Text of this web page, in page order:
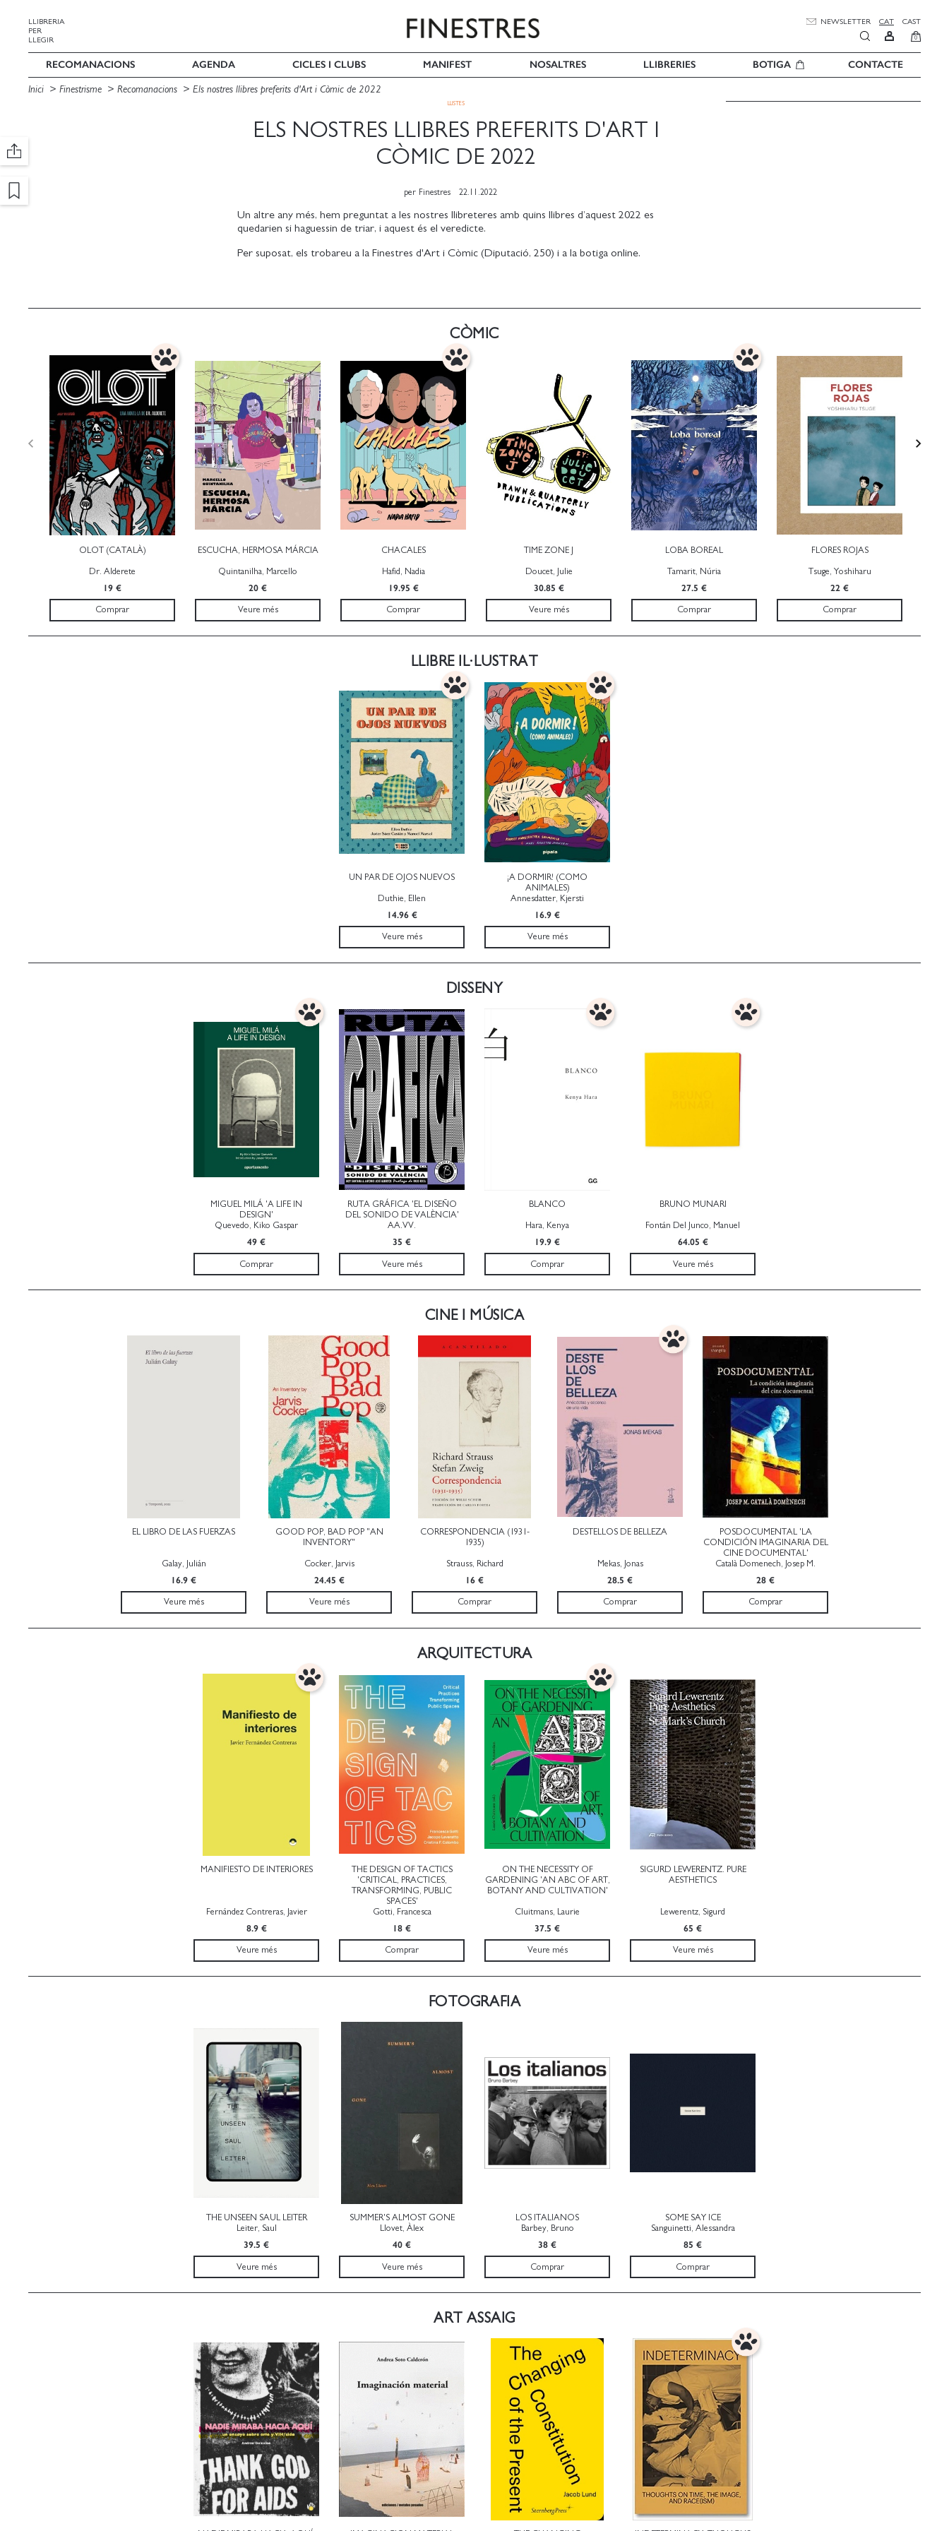
LLIBRERIA
PER
LLEGIR
NEWSLETTER CAT CAST
0
RECOMANACIONS AGENDA CICLES I CLUBS MANIFEST NOSALTRES LLIBRERIES BOTIGA CONTACTE
Inici Finestrisme Recomanacions Els nostres llibres preferits d'Art i Còmic de 2022
LLISTES
ELS NOSTRES LLIBRES PREFERITS D'ART I
CÒMIC DE 2022
per Finestres 22.11.2022
Un altre any més, hem preguntat a les nostres llibreteres amb quins llibres d’aquest 2022 es
quedarien si haguessin de triar, i aquest és el veredicte.
Per suposat, els trobareu a la Finestres d'Art i Còmic (Diputació, 250) i a la botiga online.
CÒMIC
OLOT (CATALÀ)
Dr. Alderete
19 €
Comprar
ESCUCHA, HERMOSA MÁRCIA
Quintanilha, Marcello
20 €
Veure més
CHACALES
Hafid, Nadia
19.95 €
Comprar
TIME ZONE J
Doucet, Julie
30.85 €
Veure més
LOBA BOREAL
Tamarit, Núria
27.5 €
Comprar
FLORES ROJAS
Tsuge, Yoshiharu
22 €
Comprar
LLIBRE IL·LUSTRAT
UN PAR DE OJOS NUEVOS
Duthie, Ellen
14.96 €
Veure més
¡A DORMIR! (COMO
ANIMALES)
Annesdatter, Kjersti
16.9 €
Veure més
DISSENY
MIGUEL MILÁ 'A LIFE IN
DESIGN'
Quevedo, Kiko Gaspar
49 €
Comprar
RUTA GRÁFICA 'EL DISEÑO
DEL SONIDO DE VALÈNCIA'
AA.VV.
35 €
Veure més
BLANCO
Hara, Kenya
19.9 €
Comprar
BRUNO MUNARI
Fontán Del Junco, Manuel
64.05 €
Veure més
CINE I MÚSICA
EL LIBRO DE LAS FUERZAS
Galay, Julián
16.9 €
Veure més
GOOD POP, BAD POP "AN
INVENTORY"
Cocker, Jarvis
24.45 €
Veure més
CORRESPONDENCIA (1931-
1935)
Strauss, Richard
16 €
Comprar
DESTELLOS DE BELLEZA
Mekas, Jonas
28.5 €
Comprar
POSDOCUMENTAL 'LA
CONDICIÓN IMAGINARIA DEL
CINE DOCUMENTAL'
Català Domenech, Josep M.
28 €
Comprar
ARQUITECTURA
MANIFIESTO DE INTERIORES
Fernández Contreras, Javier
8.9 €
Veure més
THE DESIGN OF TACTICS
'CRITICAL, PRACTICES,
TRANSFORMING, PUBLIC
SPACES'
Gotti, Francesca
18 €
Comprar
ON THE NECESSITY OF
GARDENING 'AN ABC OF ART,
BOTANY AND CULTIVATION'
Cluitmans, Laurie
37.5 €
Veure més
SIGURD LEWERENTZ. PURE
AESTHETICS
Lewerentz, Sigurd
65 €
Veure més
FOTOGRAFIA
THE UNSEEN SAUL LEITER
Leiter, Saul
39.5 €
Veure més
SUMMER'S ALMOST GONE
Llovet, Àlex
40 €
Veure més
LOS ITALIANOS
Barbey, Bruno
38 €
Comprar
SOME SAY ICE
Sanguinetti, Alessandra
85 €
Comprar
ART ASSAIG